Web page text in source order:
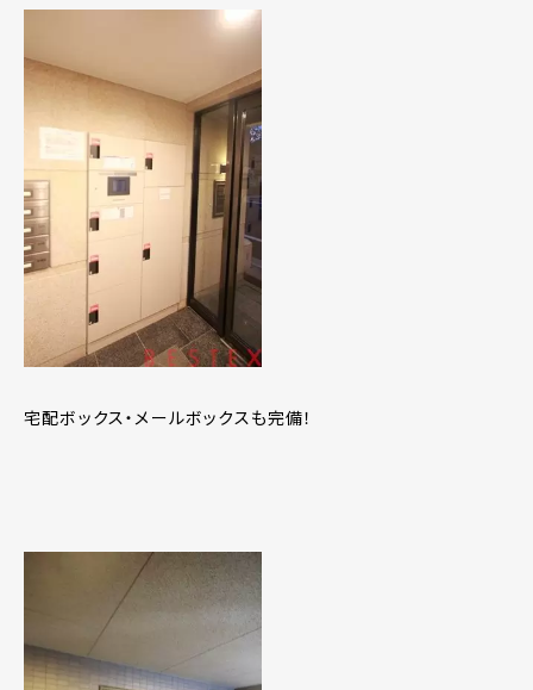
宅配ボックス・メールボックスも完備！